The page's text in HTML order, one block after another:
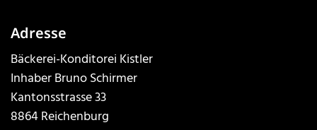
Adresse
Bäckerei-Konditorei Kistler
Inhaber Bruno Schirmer
Kantonsstrasse 33
8864 Reichenburg